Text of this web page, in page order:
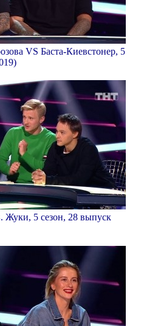
VS Баста-Киевстонер, 5
Жуки, 5 сезон, 28 выпуск